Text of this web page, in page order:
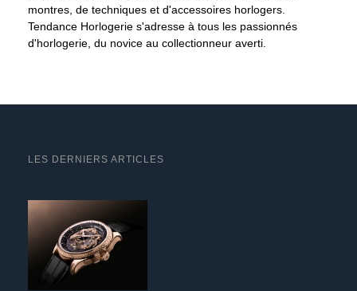
montres, de techniques et d'accessoires horlogers.
Tendance Horlogerie s'adresse à tous les passionnés
d'horlogerie, du novice au collectionneur averti.
LES DERNIERS ARTICLES